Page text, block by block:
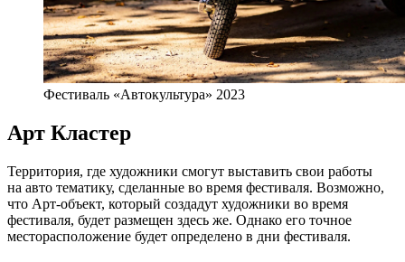
Фестиваль «Автокультура» 2023
Арт Кластер
Территория, где художники смогут выставить свои работы
на авто тематику, сделанные во время фестиваля. Возможно,
что Арт-объект, который создадут художники во время
фестиваля, будет размещен здесь же. Однако его точное
месторасположение будет определено в дни фестиваля.